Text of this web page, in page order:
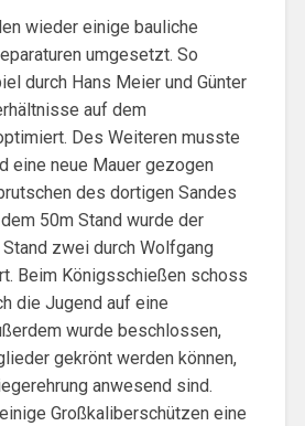
wieder einige bauliche
umgesetzt. So
durch Hans Meier und Günter
auf dem
Des Weiteren musste
eine neue Mauer gezogen
des dortigen Sandes
50m Stand wurde der
zwei durch Wolfgang
Beim Königsschießen schoss
die Jugend auf eine
wurde beschlossen,
gekrönt werden können,
anwesend sind.
Großkaliberschützen eine